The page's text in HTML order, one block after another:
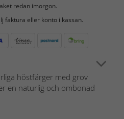
redan imorgon.
faktura eller konto i kassan.
höstfärger med grov
en naturlig och ombonad